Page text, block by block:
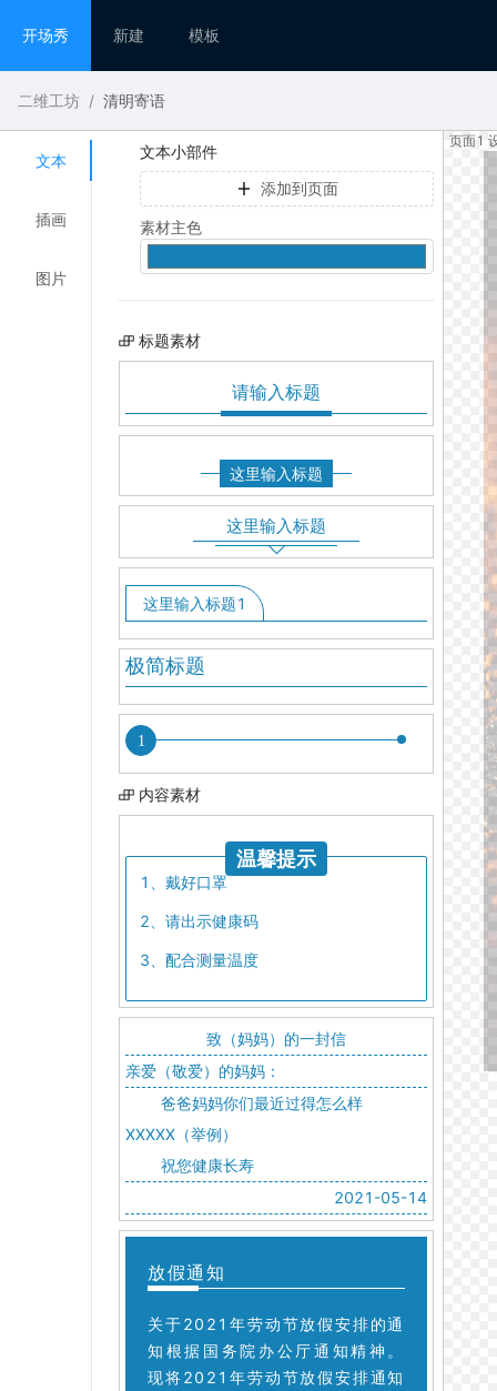
开场秀 新建 模板
二维工坊 / 清明寄语
文本
插画
图片
文本小部件
添加到页面
素材主色
标题素材
请输入标题
这里输入标题
这里输入标题
这里输入标题1
极简标题
1
内容素材
温馨提示
1、戴好口罩
2、请出示健康码
3、配合测量温度
致（妈妈）的一封信
亲爱（敬爱）的妈妈：
爸爸妈妈你们最近过得怎么样
XXXXX（举例）
祝您健康长寿
2021-05-14
放假通知
关于2021年劳动节放假安排的通
知根据国务院办公厅通知精神。
现将2021年劳动节放假安排通知
页面1